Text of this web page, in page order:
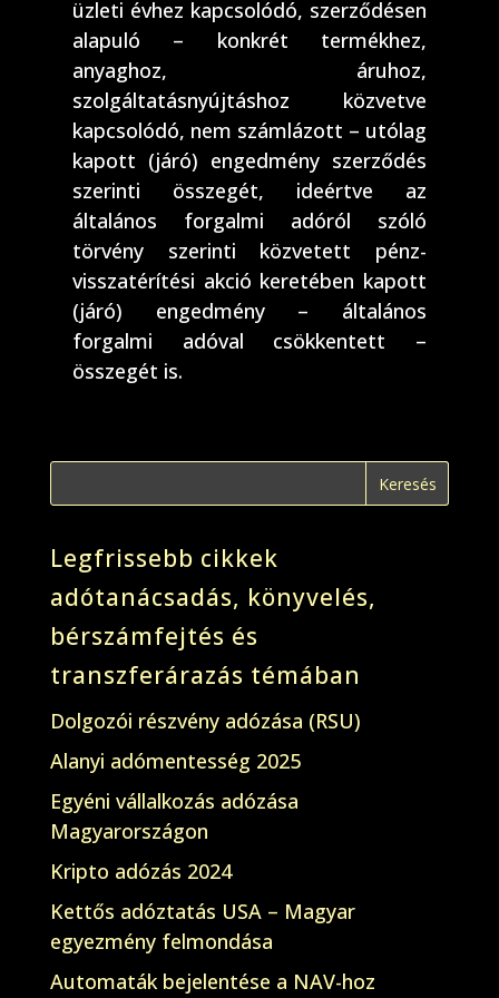
üzleti évhez kapcsolódó, szerződésen
alapuló – konkrét termékhez,
anyaghoz, áruhoz,
szolgáltatásnyújtáshoz közvetve
kapcsolódó, nem számlázott – utólag
kapott (járó) engedmény szerződés
szerinti összegét, ideértve az
általános forgalmi adóról szóló
törvény szerinti közvetett pénz-
visszatérítési akció keretében kapott
(járó) engedmény – általános
forgalmi adóval csökkentett –
összegét is.
Legfrissebb cikkek
adótanácsadás, könyvelés,
bérszámfejtés és
transzferárazás témában
Dolgozói részvény adózása (RSU)
Alanyi adómentesség 2025
Egyéni vállalkozás adózása
Magyarországon
Kripto adózás 2024
Kettős adóztatás USA – Magyar
egyezmény felmondása
Automaták bejelentése a NAV-hoz